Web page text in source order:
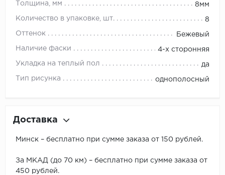
Толщина, мм 8мм
Количество в упаковке, шт. 8
Оттенок Бежевый
Наличие фаски 4-х сторонняя
Укладка на теплый пол да
Тип рисунка однополосный
Доставка
Минск – бесплатно при сумме заказа от 150 рублей.
За МКАД (до 70 км) – бесплатно при сумме заказа от
450 рублей.